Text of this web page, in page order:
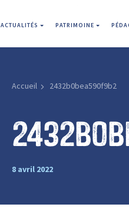
ACTUALITÉS PATRIMOINE
Accueil 2432b0bea590f9b2
8 avril 2022